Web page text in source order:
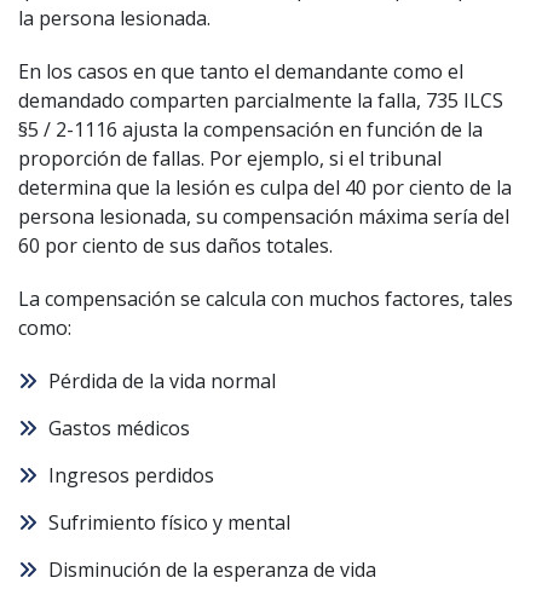
la persona lesionada.
En los casos en que tanto el demandante como el
demandado comparten parcialmente la falla, 735 ILCS
§5 / 2-1116 ajusta la compensación en función de la
proporción de fallas. Por ejemplo, si el tribunal
determina que la lesión es culpa del 40 por ciento de la
persona lesionada, su compensación máxima sería del
60 por ciento de sus daños totales.
La compensación se calcula con muchos factores, tales
como:
Pérdida de la vida normal
Gastos médicos
Ingresos perdidos
Sufrimiento físico y mental
Disminución de la esperanza de vida